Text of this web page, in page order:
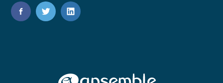
FaceBook
TwitterLinkedIn